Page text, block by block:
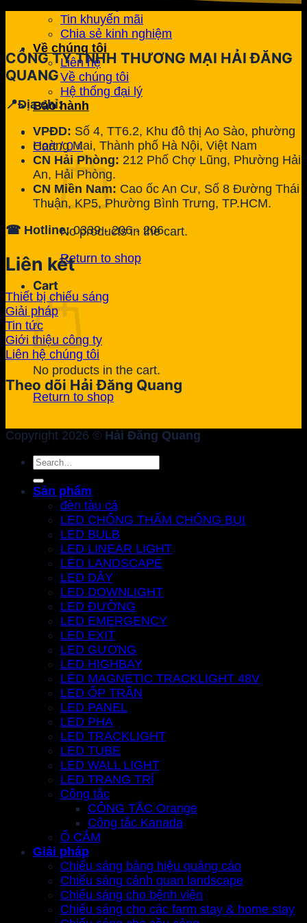
Tin khuyến mãi
Chia sẻ kinh nghiệm
Về chúng tôi
Liên hệ
Về chúng tôi
Hệ thống đại lý
Bảo hành
Cart /0₫
No products in the cart.
Return to shop
Cart
No products in the cart.
Return to shop
CÔNG TY TNHH THƯƠNG MẠI HẢI ĐĂNG
QUANG
📍Địa chỉ:
VPĐD: Số 4, TT6.2, Khu đô thị Ao Sào, phường
Hoàng Mai, Thành phố Hà Nội, Việt Nam
CN Hải Phòng: 212 Phố Chợ Lũng, Phường Hải
An, Hải Phòng.
CN Miền Nam: Cao ốc An Cư, Số 8 Đường Thái
Thuận, KP5, Phường Bình Trưng, TP.HCM.
☎ Hotline:0339 - 206 - 206
Liên kết
Thiết bị chiếu sáng
Giải pháp
Tin tức
Giới thiệu công ty
Liên hệ chúng tôi
Theo dõi Hải Đăng Quang
Copyright 2026 © Hải Đăng Quang
Search
for:
Sản phẩm
đèn tàu cá
LED CHỐNG THẤM CHỐNG BỤI
LED BULB
LED LINEAR LIGHT
LED LANDSCAPE
LED DÂY
LED DOWNLIGHT
LED ĐƯỜNG
LED EMERGENCY
LED EXIT
LED GƯƠNG
LED HIGHBAY
LED MAGNETIC TRACKLIGHT 48V
LED ỐP TRẦN
LED PANEL
LED PHA
LED TRACKLIGHT
LED TUBE
LED WALL LIGHT
LED TRANG TRÍ
Công tắc
CÔNG TẮC Orange
Công tắc Kanada
Ổ CẮM
Giải pháp
Chiếu sáng bảng hiệu quảng cáo
Chiếu sáng cảnh quan landscape
Chiếu sáng cho bệnh viện
Chiếu sáng cho các farm stay & home stay